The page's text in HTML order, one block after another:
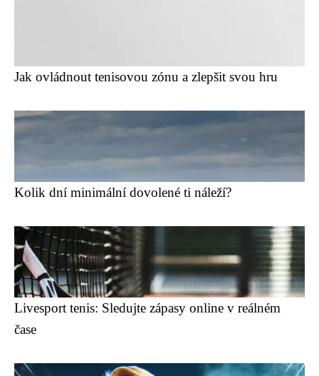
Jak ovládnout tenisovou zónu a zlepšit svou hru
Kolik dní minimální dovolené ti náleží?
Livesport tenis: Sledujte zápasy online v reálném
čase